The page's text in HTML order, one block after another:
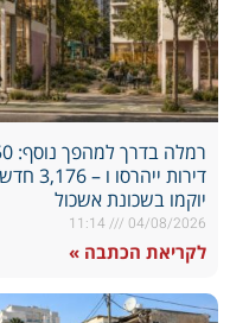
רמלה
דירות ייהרסו ו
יוקמו בשכונת אשכול
04/08/2026
לקריאת הכתבה »